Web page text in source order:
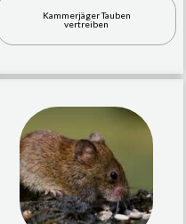
Kammerjäger Tauben
vertreiben